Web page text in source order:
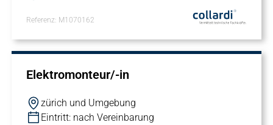
Referenz: M1070162
Elektromonteur/-in
zürich und Umgebung
Eintritt: nach Vereinbarung